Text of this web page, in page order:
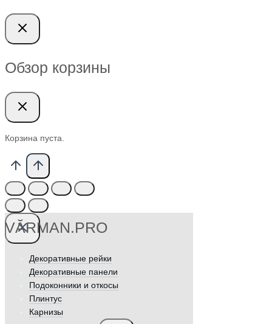
Обзор корзины
Корзина пуста.
VӐRMAN.PRO
Декоративные рейки
Декоративные панели
Подоконники и откосы
Плинтус
Карнизы